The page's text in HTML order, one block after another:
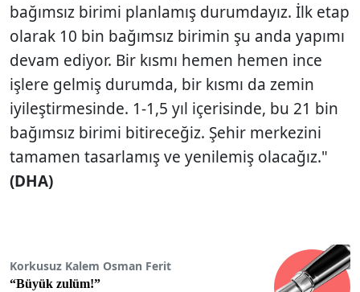
bağımsız birimi planlamış durumdayız. İlk etap
olarak 10 bin bağımsız birimin şu anda yapımı
devam ediyor. Bir kısmı hemen hemen ince
işlere gelmiş durumda, bir kısmı da zemin
iyileştirmesinde. 1-1,5 yıl içerisinde, bu 21 bin
bağımsız birimi bitireceğiz. Şehir merkezini
tamamen tasarlamış ve yenilemiş olacağız."
(DHA)
Korkusuz Kalem Osman Ferit
“Büyük zulüm!”